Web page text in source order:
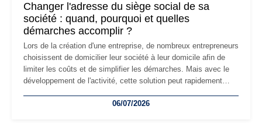
Changer l'adresse du siège social de sa
société : quand, pourquoi et quelles
démarches accomplir ?
Lors de la création d'une entreprise, de nombreux entrepreneurs
choisissent de domicilier leur société à leur domicile afin de
limiter les coûts et de simplifier les démarches. Mais avec le
développement de l'activité, cette solution peut rapidement
professionnels, recrutement, image de marque… Le
06/07/2026